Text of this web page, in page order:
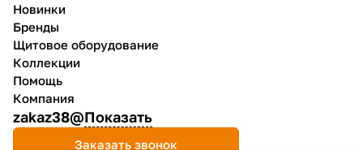
Новинки
Бренды
Щитовое оборудование
Коллекции
Помощь
Компания
zakaz38@Показать
Заказать звонок